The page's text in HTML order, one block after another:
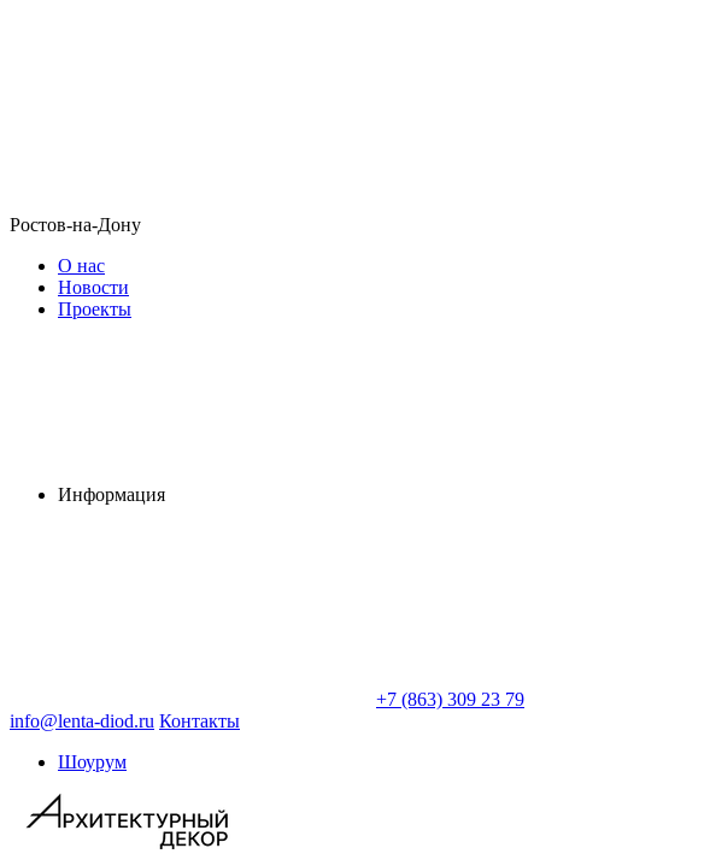
Ростов-на-Дону
О нас
Новости
Проекты
Информация
+7 (863) 309 23 79
info@lenta-diod.ru Контакты
Шоурум